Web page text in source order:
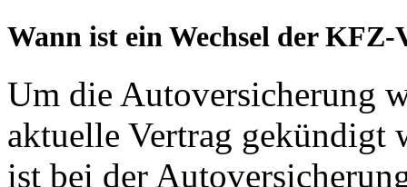
Wann ist ein Wechsel der
Um die Autoversicherung
aktuelle Vertrag gekündigt
ist bei der